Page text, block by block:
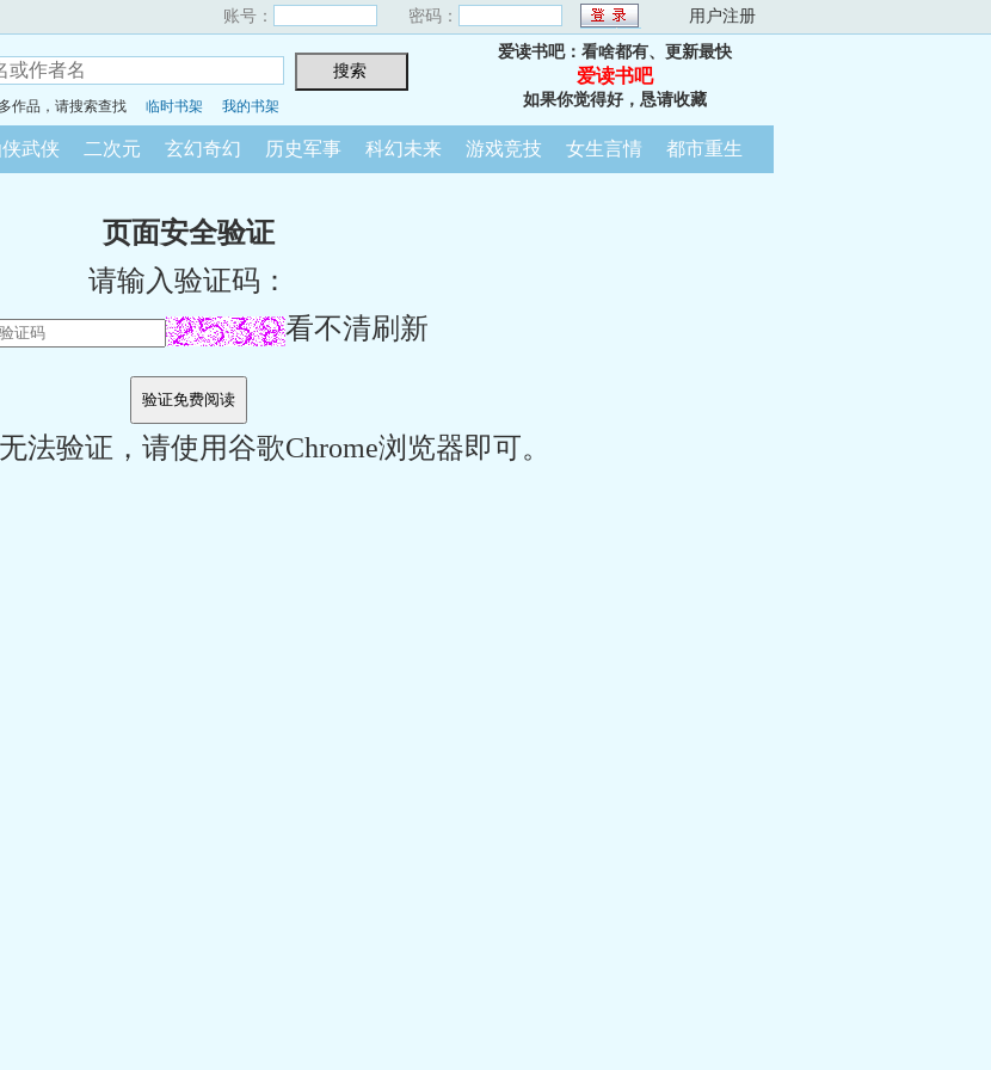
账号： 密码： 用户注册
作品，请搜索查找 临时书架 我的书架
爱读书吧：看啥都有、更新最快
爱读书吧
如果你觉得好，恳请收藏
武侠 二次元 玄幻奇幻 历史军事 科幻未来 游戏竞技 女生言情 都市重生
页面安全验证
请输入验证码：
看不清刷新
法验证，请使用谷歌Chrome浏览器即可。